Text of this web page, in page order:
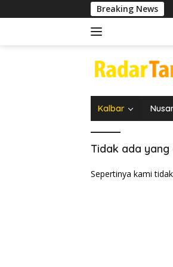
ke
Breaking News
Kalbar
Tidak ada yang
Sepertinya kami